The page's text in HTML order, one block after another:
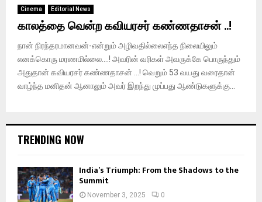
Cinema Editorial News
காலத்தை வென்ற கவியரசர் கண்ணதாசன் ..!
நான் நிரந்தரமானவன்-என்றும் அழிவதில்லைஎந்த நிலையிலும்
எனக்கொரு மரணமில்லை….! அவரின் வரிகள் அவருக்கே பொருந்தும்
அதுதான் கவியரசர் கண்ணதாசன் …! வெறும் 53 வயது வரைதான்
வாழ்ந்த மனிதன் ஆனாலும் அவர் இறந்து முப்பது ஆண்டுகளுக்கு...
TRENDING NOW
India’s Triumph: From the Shadows to the
Summit
November 3, 2025 0